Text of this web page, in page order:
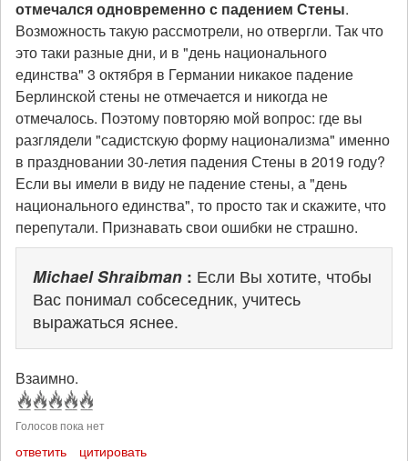
отмечался одновременно с падением Стены.
Возможность такую рассмотрели, но отвергли. Так что
это таки разные дни, и в "день национального
единства" 3 октября в Германии никакое падение
Берлинской стены не отмечается и никогда не
отмечалось. Поэтому повторяю мой вопрос: где вы
разглядели "садистскую форму национализма" именно
в праздновании 30-летия падения Стены в 2019 году?
Если вы имели в виду не падение стены, а "день
национального единства", то просто так и скажите, что
перепутали. Признавать свои ошибки не страшно.
Michael Shraibman: Если Вы хотите, чтобы
Вас понимал собсеседник, учитесь
выражаться яснее.
Взаимно.
Голосов пока нет
ответить цитировать